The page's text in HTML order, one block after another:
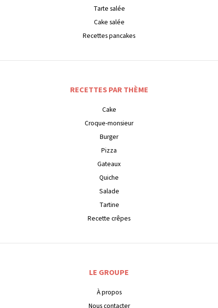
Tarte salée
Cake salée
Recettes pancakes
RECETTES PAR THÈME
Cake
Croque-monsieur
Burger
Pizza
Gateaux
Quiche
Salade
Tartine
Recette crêpes
LE GROUPE
À propos
Nous contacter